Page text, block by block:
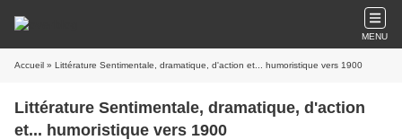
MENU
Accueil » Littérature Sentimentale, dramatique, d'action et... humoristique vers 1900
Littérature Sentimentale, dramatique, d'action
et... humoristique vers 1900